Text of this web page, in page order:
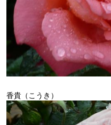
香貴（こうき）